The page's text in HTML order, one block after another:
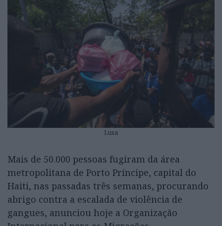
Lusa
Mais de 50.000 pessoas fugiram da área
metropolitana de Porto Príncipe, capital do
Haiti, nas passadas três semanas, procurando
abrigo contra a escalada de violência de
gangues, anunciou hoje a Organização